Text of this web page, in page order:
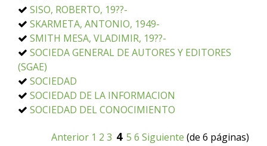
SISO, ROBERTO, 19??-
SKARMETA, ANTONIO, 1949-
SMITH MESA, VLADIMIR, 19??-
SOCIEDA GENERAL DE AUTORES Y EDITORES
(SGAE)
SOCIEDAD
SOCIEDAD DE LA INFORMACION
SOCIEDAD DEL CONOCIMIENTO
Anterior 1 2 3 4 5 6 Siguiente (de 6 páginas)